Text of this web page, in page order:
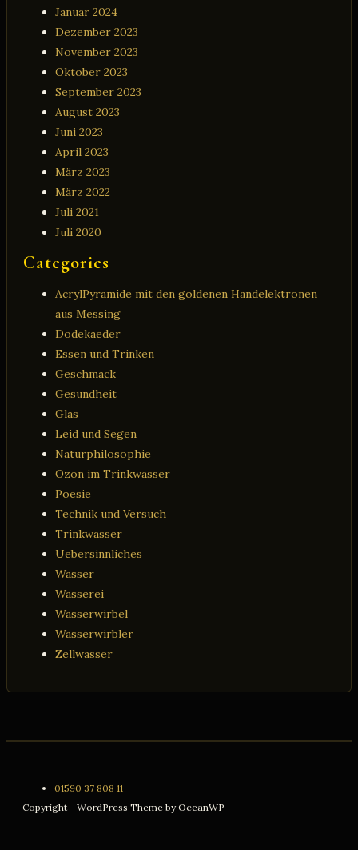
Januar 2024
Dezember 2023
November 2023
Oktober 2023
September 2023
August 2023
Juni 2023
April 2023
März 2023
März 2022
Juli 2021
Juli 2020
Categories
AcrylPyramide mit den goldenen Handelektronen
aus Messing
Dodekaeder
Essen und Trinken
Geschmack
Gesundheit
Glas
Leid und Segen
Naturphilosophie
Ozon im Trinkwasser
Poesie
Technik und Versuch
Trinkwasser
Uebersinnliches
Wasser
Wasserei
Wasserwirbel
Wasserwirbler
Zellwasser
01590 37 808 11
Copyright - WordPress Theme by OceanWP